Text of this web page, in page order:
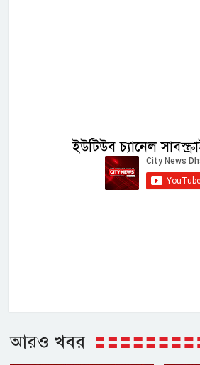
ইউটিউব চ্যানেল
আরও খবর